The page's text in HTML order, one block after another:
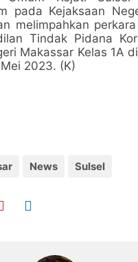
pada Kejaksaan
melimpahkan
Tindak Pidana
Makassar Kelas 1A
2023. (K)
News Sulsel